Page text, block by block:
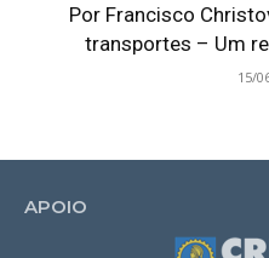
Por Francisco
transportes – Um
15/
APOIO